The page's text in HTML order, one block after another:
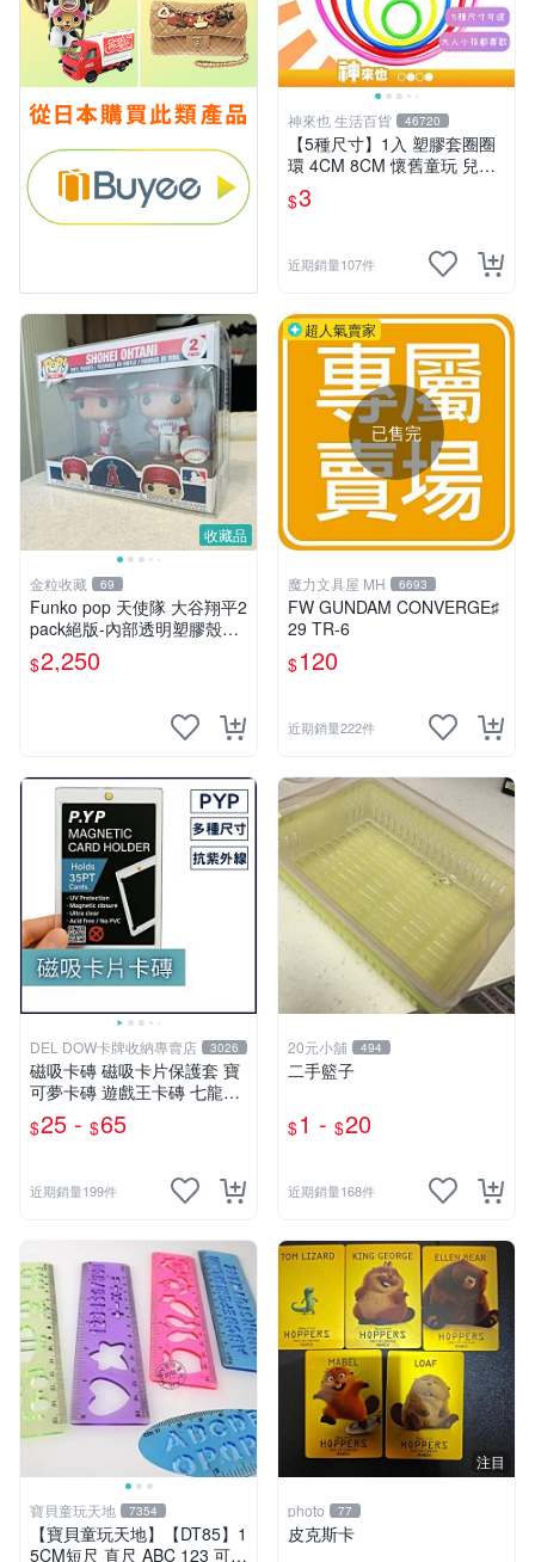
神來也 生活百貨 46720
【5種尺寸】1入 塑膠套圈圈
環 4CM 8CM 懷舊童玩 兒童
玩具 夜市套圈圈 塑膠套環 遊
戲道具 套環
$3
近期銷量107件
收藏品
金粒收藏 69
Funko pop 天使隊 大谷翔平2
pack絕版-內部透明塑膠殼損
傷、盒損、公仔本體全新
$2,250
超人氣賣家
已售完
魔力文具屋 MH 6693
FW GUNDAM CONVERGE♯
29 TR-6
$120
近期銷量222件
DEL DOW卡牌收納專賣店 3026
磁吸卡磚 磁吸卡片保護套 寶
可夢卡磚 遊戲王卡磚 七龍珠
球員卡 球衣卡 35PT 55PT 1
00PT 130PT 180PT
$25 - $65
近期銷量199件
20元小舖 494
二手籃子
$1 - $20
近期銷量168件
寶貝童玩天地 7354
【寶貝童玩天地】【DT85】1
5CM短尺 直尺 ABC 123 可愛
注目
photo 77
皮克斯卡